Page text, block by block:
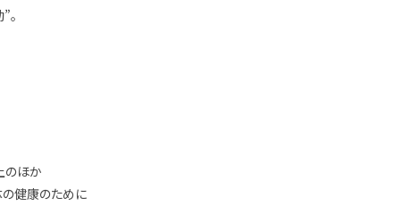
。
のほか
の健康のために